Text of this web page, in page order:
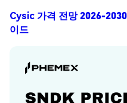
Cysic 가격 전망 2026-
이드